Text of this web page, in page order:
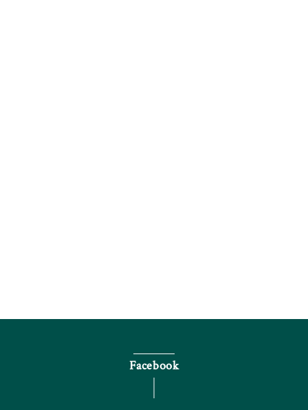
Facebook